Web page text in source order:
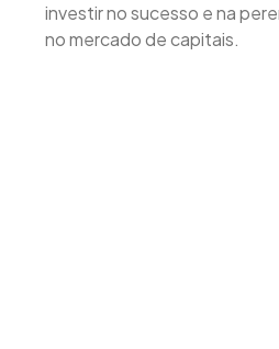
investir no sucesso e na
no mercado de capitais.